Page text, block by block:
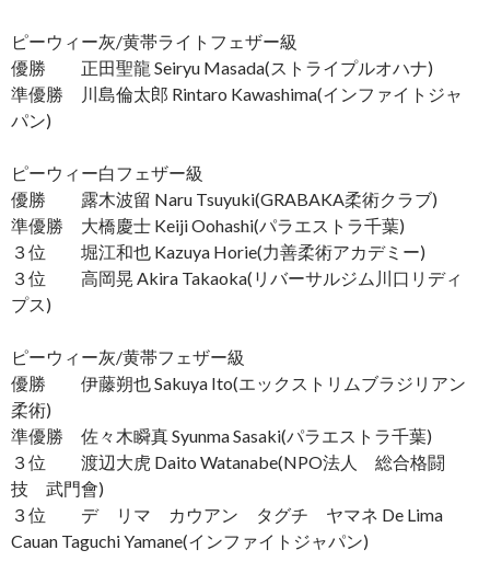
ピーウィー灰/黄帯ライトフェザー級
優勝 正田聖龍 Seiryu Masada(ストライプルオハナ)
準優勝 川島倫太郎 Rintaro Kawashima(インファイトジャ
パン)
ピーウィー白フェザー級
優勝 露木波留 Naru Tsuyuki(GRABAKA柔術クラブ)
準優勝 大橋慶士 Keiji Oohashi(パラエストラ千葉)
３位 堀江和也 Kazuya Horie(力善柔術アカデミー)
３位 高岡晃 Akira Takaoka(リバーサルジム川口リディ
プス)
ピーウィー灰/黄帯フェザー級
優勝 伊藤朔也 Sakuya Ito(エックストリムブラジリアン
柔術)
準優勝 佐々木瞬真 Syunma Sasaki(パラエストラ千葉)
３位 渡辺大虎 Daito Watanabe(NPO法人 総合格闘
技 武門會)
３位 デ リマ カウアン タグチ ヤマネ De Lima
Cauan Taguchi Yamane(インファイトジャパン)